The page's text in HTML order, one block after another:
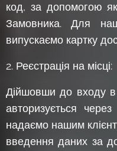
код, за допомогою
Замовника. Для
випускаємо картку
2. Реєстрація на місці:
Дійшовши до входу
авторизується
надаємо нашим
введення даних за